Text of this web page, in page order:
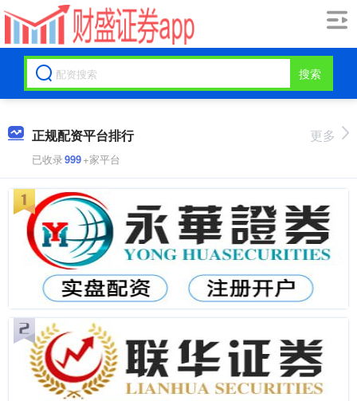
搜索
正规配资平台排行
已收录999+家平台
更多